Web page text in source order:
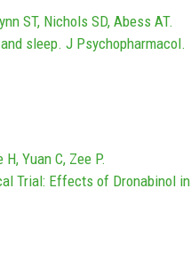
ST, Nichols SD, Abess AT.
sleep. J Psychopharmacol.
Yuan C, Zee P.
Trial: Effects of Dronabinol in